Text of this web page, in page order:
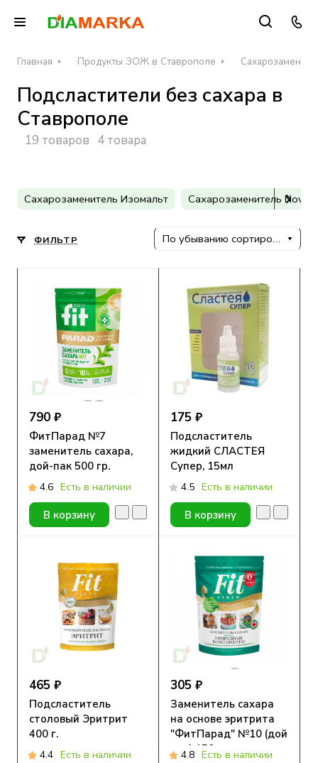
Главная Продукты ЗОЖ в Ставрополе
Подсластители без сахара в
Ставрополе
19 товаров 4 товара
Сахарозаменитель Изомальт Сахарозаменитель
ФИЛЬТР По убыванию сортировки
790 ₽
ФитПарад №7
заменитель сахара,
дой-пак 500 гр.
4.6 Есть в наличии
В корзину
175 ₽
Подсластитель
жидкий СЛАСТЕЯ
Супер, 15мл
4.5 Есть в наличии
В корзину
465 ₽
Подсластитель
столовый Эритрит
400 г.
4.4 Есть в наличии
305 ₽
Заменитель сахара
на основе эритрита
"ФитПарад" №10 (дой
пак) 150 гр
4.8 Есть в наличии